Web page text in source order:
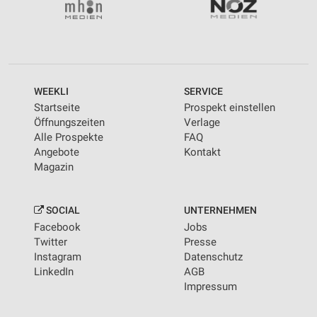
WEEKLI
Startseite
Öffnungszeiten
Alle Prospekte
Angebote
Magazin
SERVICE
Prospekt einstellen
Verlage
FAQ
Kontakt
SOCIAL
Facebook
Twitter
Instagram
LinkedIn
UNTERNEHMEN
Jobs
Presse
Datenschutz
AGB
Impressum
Notwendig
Performance
Funktional
Werbung